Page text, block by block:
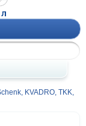
KVADRO, TKK,